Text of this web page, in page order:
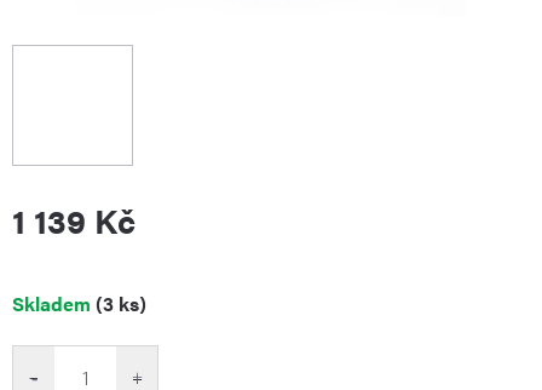
1 139 Kč
Měrná
Skladem (3 ks)
+
−